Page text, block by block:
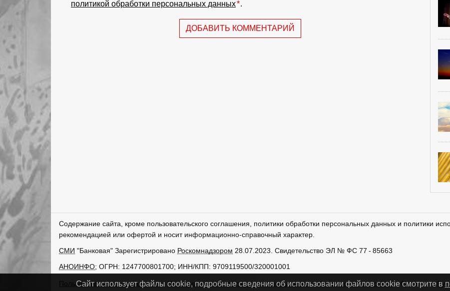
политикой обработки персональных данных*.
ДОБАВИТЬ КОММЕНТАРИЙ
Содержание сайта, кроме пользовательского соглашения, политики обработки персональных данных и политики
рекомендацией или офертой и носит информационно-справочный характер.
СМИ "Банковая" Зарегистрировано Роскомнадзором 28.07.2023. Свидетельство ЭЛ № ФС 77 - 85663
АНОИНФО; ОГРН: 1247700801700; ИНН/КПП: 9709119500/320001001
Пользовательское соглашение Политика обработки персональных данных Использование cookies Сделано в
Сайт использует файлы cookie, подробные сведения об использовании файлов cookie смотрите в